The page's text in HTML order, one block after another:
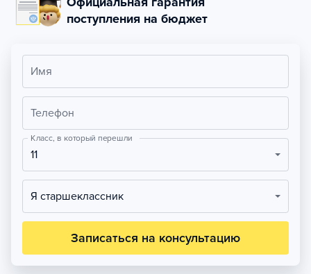
поступления на бюджет
Имя
Телефон
Класс, в который перешли
11
Я старшеклассник
Записаться на консультацию